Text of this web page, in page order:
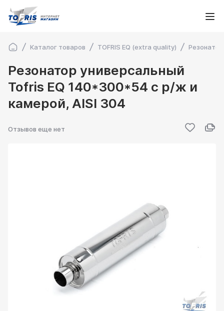
Каталог товаров TOFRIS EQ (extra quality)
Резонатор универсальный
Tofris EQ 140*300*54 с р/ж и
камерой, AISI 304
Отзывов еще нет